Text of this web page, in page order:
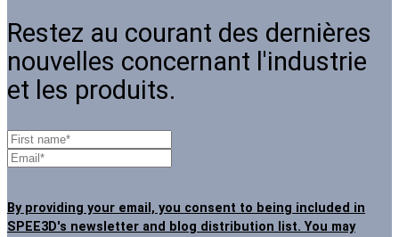
Restez au courant des dernières
nouvelles concernant l'industrie
et les produits.
By providing your email, you consent to being included in
SPEE3D's newsletter and blog distribution list. You may